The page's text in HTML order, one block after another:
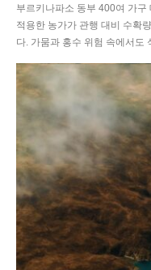
부르키나파소 동부 400여 가
적용한 농가가 관행 대비 수확
다. 가뭄과 홍수 위험 속에서도